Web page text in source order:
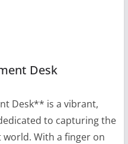
Desk
Desk** is a vibrant,
to capturing the
With a finger on